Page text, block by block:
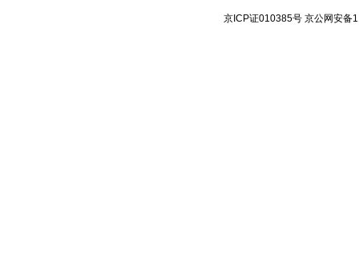
京ICP证010385号 京公网安备